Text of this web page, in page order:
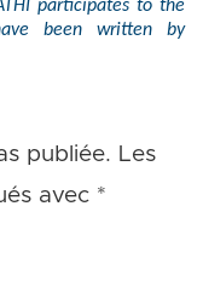
participates to the
been written by
publiée. Les
avec *